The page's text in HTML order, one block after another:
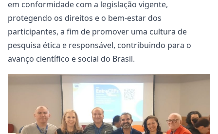
em conformidade com a legislação vigente,
protegendo os direitos e o bem-estar dos
participantes, a fim de promover uma cultura de
pesquisa ética e responsável, contribuindo para o
avanço científico e social do Brasil.